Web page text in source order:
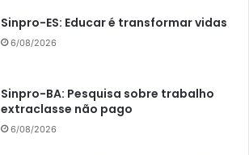
Sinpro-ES: Educar é transformar vidas
6/08/2026
Sinpro-BA: Pesquisa sobre trabalho
extraclasse não pago
6/08/2026